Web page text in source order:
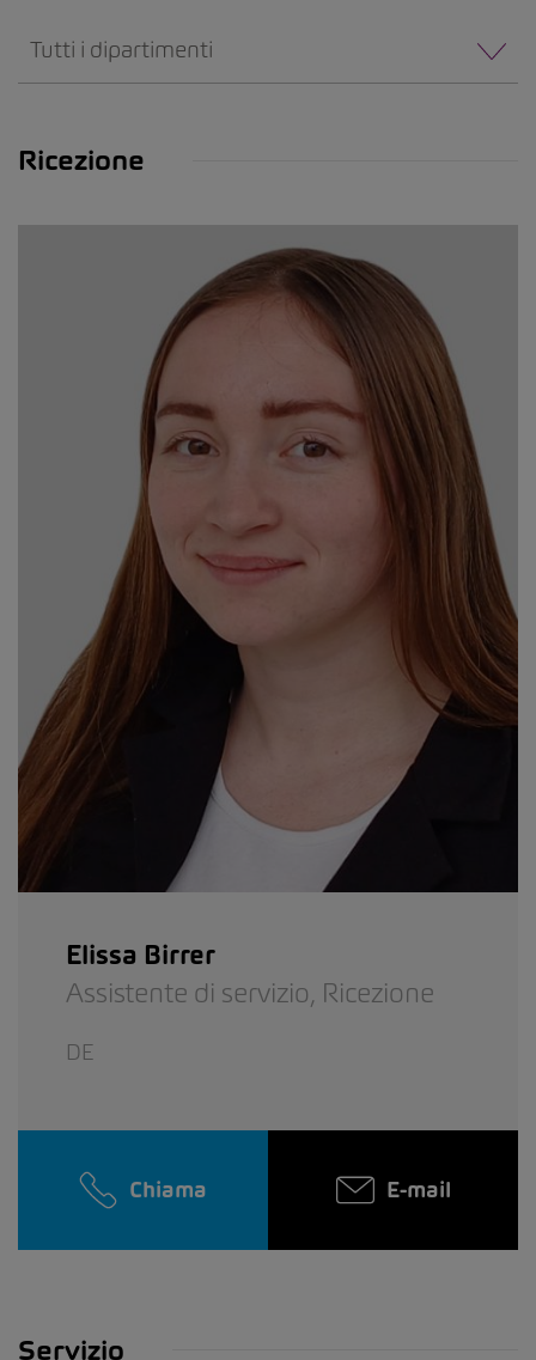
Tutti i dipartimenti
Ricezione
Elissa Birrer
Assistente di servizio, Ricezione
DE
Chiama E-mail
Servizio